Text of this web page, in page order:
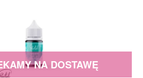
NA DOSTAWĘ